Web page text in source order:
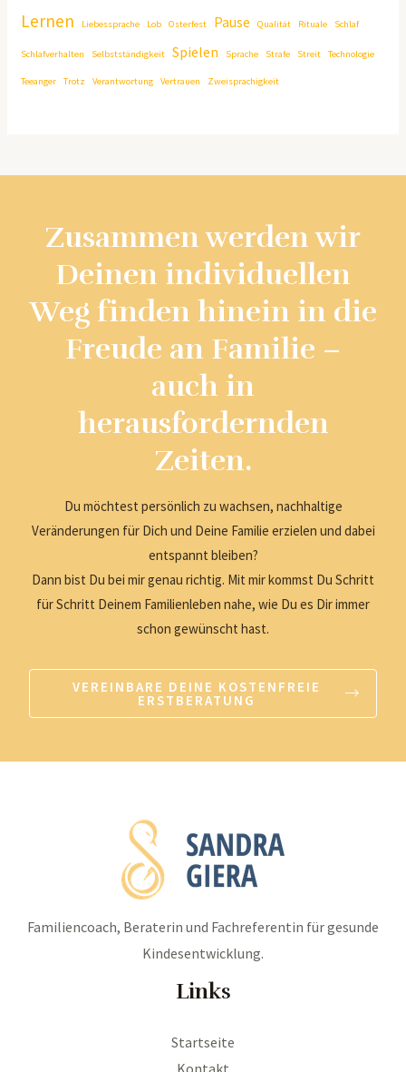
Lernen Liebessprache Lob Osterfest Pause Qualität Rituale Schlaf
Schlafverhalten Selbstständigkeit Spielen Sprache Strafe Streit Technologie
Teeanger Trotz Verantwortung Vertrauen Zweisprachigkeit
Zusammen werden wir
Deinen individuellen
Weg finden hinein in die
Freude an Familie –
auch in
herausfordernden
Zeiten.
Du möchtest persönlich zu wachsen, nachhaltige
Veränderungen für Dich und Deine Familie erzielen und dabei
entspannt bleiben?
Dann bist Du bei mir genau richtig. Mit mir kommst Du Schritt
für Schritt Deinem Familienleben nahe, wie Du es Dir immer
schon gewünscht hast.
VEREINBARE DEINE KOSTENFREIE
ERSTBERATUNG
Familiencoach, Beraterin und Fachreferentin für gesunde
Kindesentwicklung.
Links
Startseite
Kontakt